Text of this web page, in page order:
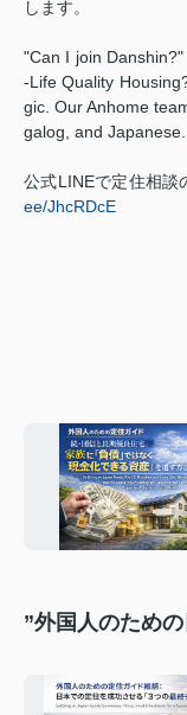
します。
"Can I join
-Life Quality
gic. Our Anhome
galog, and Japanese.
公式LINEで定住相談
ee/JhcRDcE
”外国人のため